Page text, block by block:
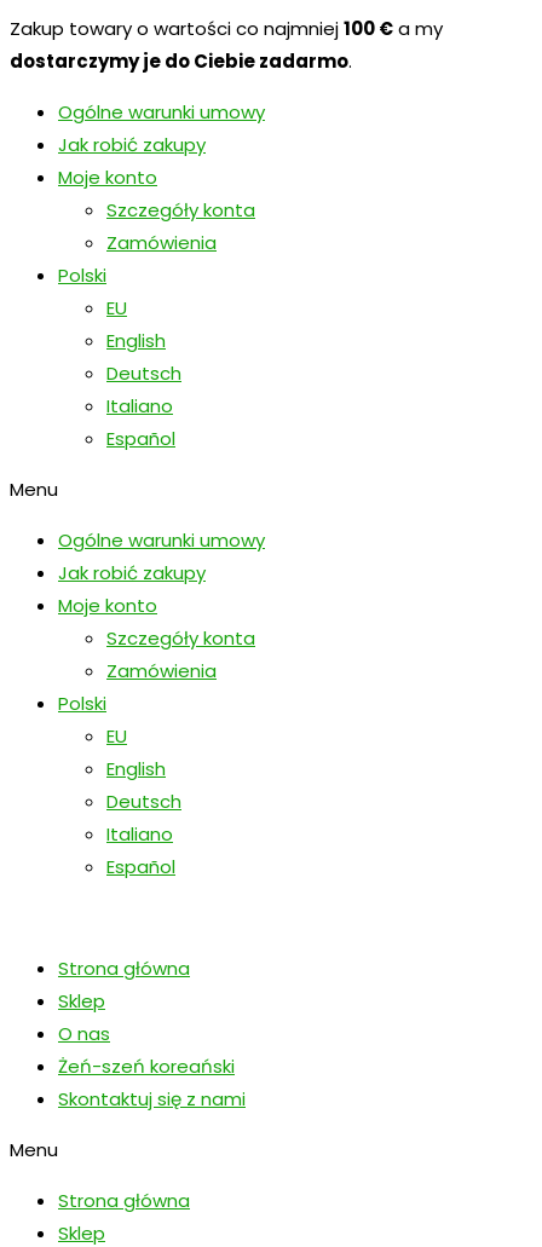
Zakup towary o wartości co najmniej100 €a my
dostarczymy je do Ciebie zadarmo.
Ogólne warunki umowy
Jak robić zakupy
Moje konto
Szczegóły konta
Zamówienia
Polski
EU
English
Deutsch
Italiano
Español
Menu
Ogólne warunki umowy
Jak robić zakupy
Moje konto
Szczegóły konta
Zamówienia
Polski
EU
English
Deutsch
Italiano
Español
Strona główna
Sklep
O nas
Żeń-szeń koreański
Skontaktuj się z nami
Menu
Strona główna
Sklep